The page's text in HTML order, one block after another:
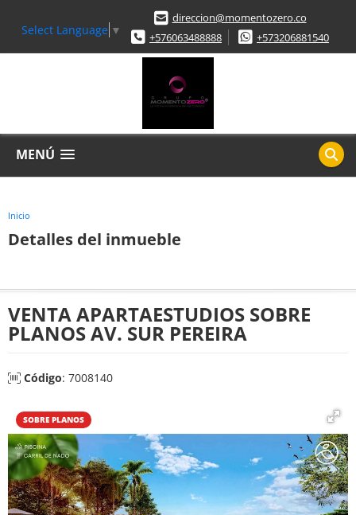
Select Language ▼
direccion@momentozero.co
+576063488888
+573206881540
MENÚ
Inicio
Detalles del inmueble
VENTA APARTAESTUDIOS SOBRE
PLANOS AV. SUR PEREIRA
Código: 7008140
SOBRE PLANOS